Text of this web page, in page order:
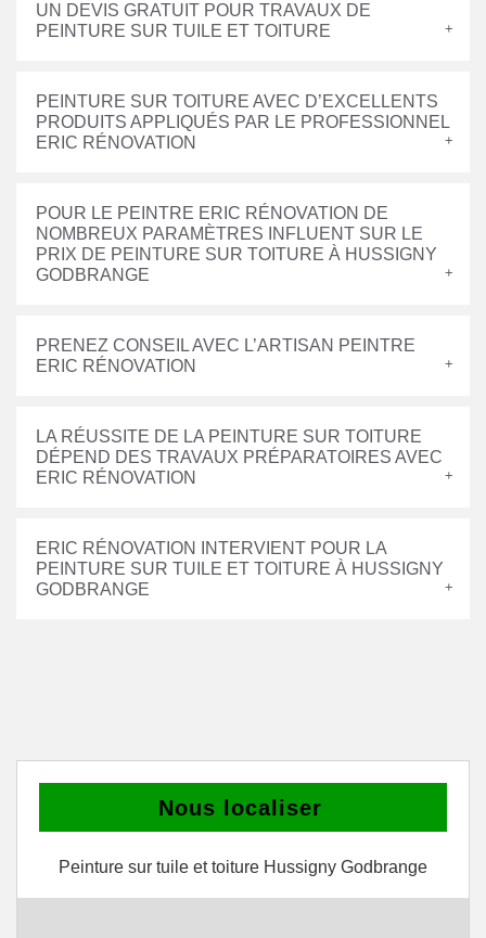
UN DEVIS GRATUIT POUR TRAVAUX DE
PEINTURE SUR TUILE ET TOITURE
PEINTURE SUR TOITURE AVEC D’EXCELLENTS
PRODUITS APPLIQUÉS PAR LE PROFESSIONNEL
ERIC RÉNOVATION
POUR LE PEINTRE ERIC RÉNOVATION DE
NOMBREUX PARAMÈTRES INFLUENT SUR LE
PRIX DE PEINTURE SUR TOITURE À HUSSIGNY
GODBRANGE
PRENEZ CONSEIL AVEC L’ARTISAN PEINTRE
ERIC RÉNOVATION
LA RÉUSSITE DE LA PEINTURE SUR TOITURE
DÉPEND DES TRAVAUX PRÉPARATOIRES AVEC
ERIC RÉNOVATION
ERIC RÉNOVATION INTERVIENT POUR LA
PEINTURE SUR TUILE ET TOITURE À HUSSIGNY
GODBRANGE
Nous localiser
Peinture sur tuile et toiture Hussigny Godbrange